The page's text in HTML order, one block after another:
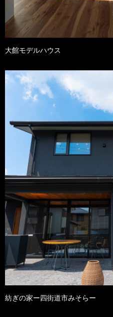
大館モデルハウス
紡ぎの家ー四街道市みそらー